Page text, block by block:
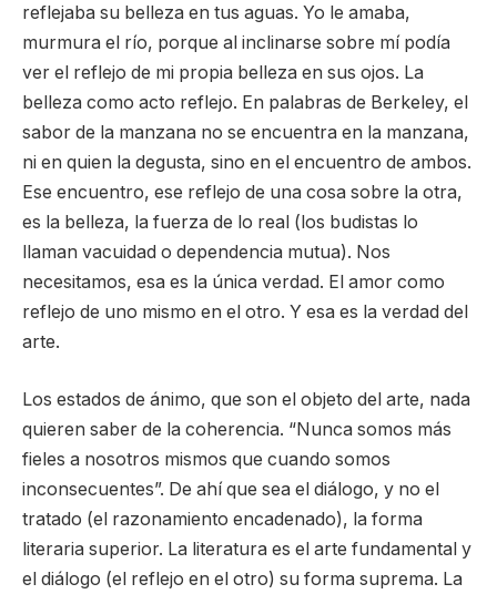
reflejaba su belleza en tus aguas. Yo le amaba,
murmura el río, porque al inclinarse sobre mí podía
ver el reflejo de mi propia belleza en sus ojos. La
belleza como acto reflejo. En palabras de Berkeley, el
sabor de la manzana no se encuentra en la manzana,
ni en quien la degusta, sino en el encuentro de ambos.
Ese encuentro, ese reflejo de una cosa sobre la otra,
es la belleza, la fuerza de lo real (los budistas lo
llaman vacuidad o dependencia mutua). Nos
necesitamos, esa es la única verdad. El amor como
reflejo de uno mismo en el otro. Y esa es la verdad del
arte.
Los estados de ánimo, que son el objeto del arte, nada
quieren saber de la coherencia. “Nunca somos más
fieles a nosotros mismos que cuando somos
inconsecuentes”. De ahí que sea el diálogo, y no el
tratado (el razonamiento encadenado), la forma
literaria superior. La literatura es el arte fundamental y
el diálogo (el reflejo en el otro) su forma suprema. La